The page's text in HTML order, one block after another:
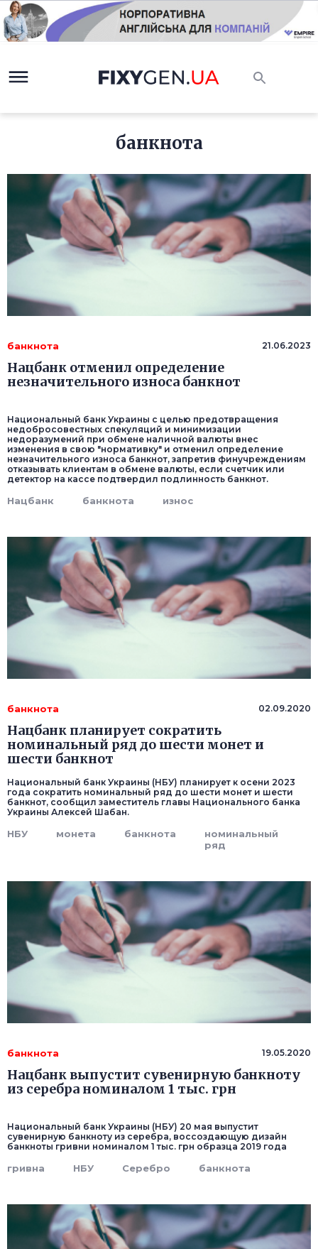
банкнота
банкнота 21.06.2023
Нацбанк отменил определение
незначительного износа банкнот
Национальный банк Украины с целью предотвращения
недобросовестных спекуляций и минимизации
недоразумений при обмене наличной валюты внес
изменения в свою "нормативку" и отменил определение
незначительного износа банкнот, запретив финучреждениям
отказывать клиентам в обмене валюты, если счетчик или
детектор на кассе подтвердил подлинность банкнот.
Нацбанк банкнота износ
банкнота 02.09.2020
Нацбанк планирует сократить
номинальный ряд до шести монет и
шести банкнот
Национальный банк Украины (НБУ) планирует к осени 2023
года сократить номинальный ряд до шести монет и шести
банкнот, сообщил заместитель главы Национального банка
Украины Алексей Шабан.
НБУ монета банкнота
номинальный
ряд
банкнота 19.05.2020
Нацбанк выпустит сувенирную банкноту
из серебра номиналом 1 тыс. грн
Национальный банк Украины (НБУ) 20 мая выпустит
сувенирную банкноту из серебра, воссоздающую дизайн
банкноты гривни номиналом 1 тыс. грн образца 2019 года
гривна НБУ Серебро банкнота